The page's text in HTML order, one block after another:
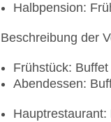
Halbpension:
Beschreibung der
Frühstück: Buffet
Abendessen: